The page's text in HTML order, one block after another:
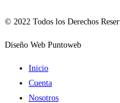
© 2022 Todos los Derechos
Diseño Web Puntoweb
Inicio
Cuenta
Nosotros